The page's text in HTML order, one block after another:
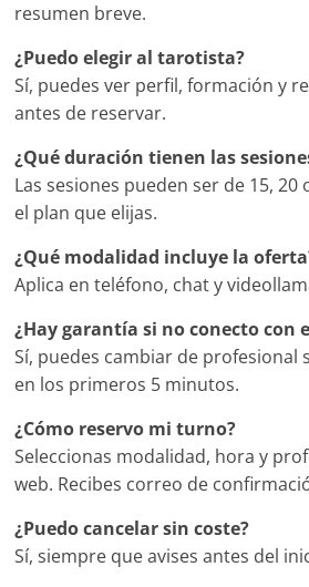
resumen breve.
¿Puedo elegir al tarotista?
Sí, puedes ver perfil, formación y
antes de reservar.
¿Qué duración tienen las
Las sesiones pueden ser de 15, 20
el plan que elijas.
¿Qué modalidad incluye la
Aplica en teléfono, chat y
¿Hay garantía si no conecto con
Sí, puedes cambiar de profesional
en los primeros 5 minutos.
¿Cómo reservo mi turno?
Seleccionas modalidad, hora y
web. Recibes correo de
¿Puedo cancelar sin coste?
Sí, siempre que avises antes del